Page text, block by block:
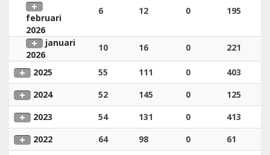
februari
2026
6 12 0 195
januari
2026
10 16 0 221
2025 55 111 0
403
2024
52 145 0
125
2023
54 131 0
413
2022
64 98 0
61